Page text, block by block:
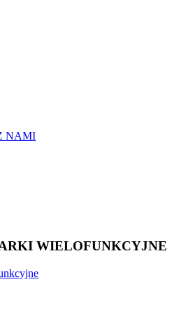
NAMI
WIELOFUNKCYJNE